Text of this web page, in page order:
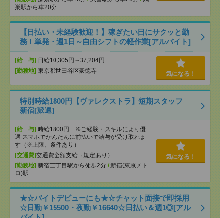
巣駅から車20分
【日払い・未経験歓迎！】稼ぎたい日にサクッと勤
務！単発・週1日～自由シフトの軽作業[アルバイト]
[給 与] 日給10,305円～37,204円
[勤務地] 東京都世田谷区豪徳寺 気になる！
特別時給1800円【ヴァレクストラ】短期スタッフ
新宿[派遣]
[給 与] 時給1800円 ※ご経験・スキルにより優
遇 スマホでかんたんに前払いで給与が受け取れま
す（※上限、条件あり）
[交通費]交通費全額支給（規定あり）
[勤務地] 新宿三丁目駅から徒歩2分 / 新宿(東京メト
ロ)駅
気になる！
★☆バイトデビューにも★☆チャット面接で即採用
☆日勤￥15500・夜勤￥16640☆日払い＆週1◎[アル